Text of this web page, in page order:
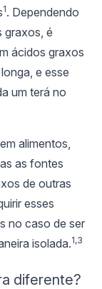
1. Dependendo
graxos, é
ácidos graxos
e esse
um terá no
alimentos,
as fontes
de outras
esses
no caso de ser
isolada.1,3
diferente?